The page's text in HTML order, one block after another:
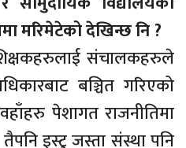
मरिमेटेको देखिन्छ नि ?
संचालकहरुले
बञ्चित गरिएको
पेशागत राजनीतिमा
इस्टु जस्ता संस्था पनि